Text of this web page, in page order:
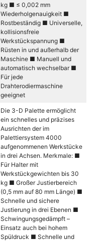
kg ■ ≤ 0,002 mm
Wiederholgenauigkeit ■
Rostbeständig ■ Universelle,
kollisionsfreie
Werkstückspannung ■
Rüsten in und außerhalb der
Maschine ■ Manuell und
automatisch wechselbar ■
Für jede
Drahterodiermaschine
geeignet
Die 3-D Palette ermöglicht
ein schnelles und präzises
Ausrichten der im
Palettiersystem 4000
aufgenommenen Werkstücke
in drei Achsen. Merkmale: ■
Für Halter mit
Werkstückgewichten bis 30
kg ■ Großer Justierbereich
(0,5 mm auf 80 mm Länge) ■
Schnelle und sichere
Justierung in drei Ebenen ■
Schwingungsgedämpft –
Einsatz auch bei hohem
Spüldruck ■ Schnelle und